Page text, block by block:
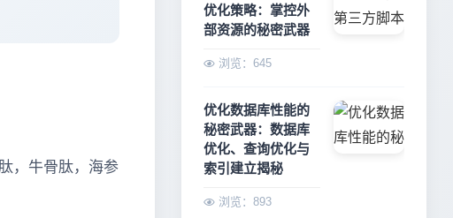
，牛骨肽，海参
优化策略：掌控外
部资源的秘密武器
浏览：645
优化数据库性能的
秘密武器：数据库
优化、查询优化与
索引建立揭秘
浏览：893